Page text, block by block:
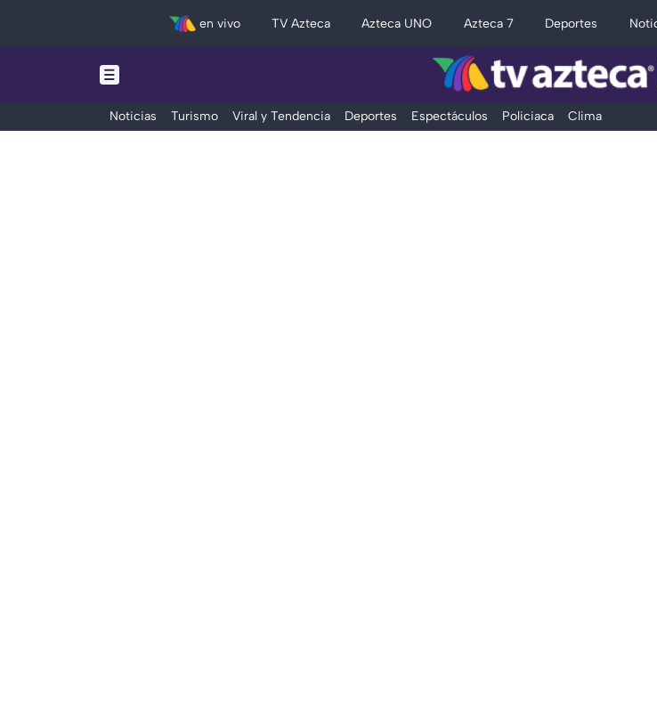
en vivo TV Azteca Azteca UNO Azteca 7 Deportes
Noticias Turismo Viral y Tendencia Deportes Espectáculos Policiaca Clima